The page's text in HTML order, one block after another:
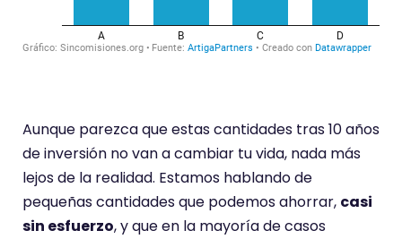
Aunque parezca que estas cantidades tras 10 años
de inversión no van a cambiar tu vida, nada más
lejos de la realidad. Estamos hablando de
pequeñas cantidades que podemos ahorrar, casi
sin esfuerzo, y que en la mayoría de casos